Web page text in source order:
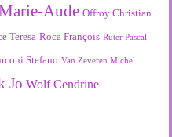
Aude Offroy Christian
Teresa Roca François Ruter Pascal
Stefano Van Zeveren Michel
Jo Wolf Cendrine